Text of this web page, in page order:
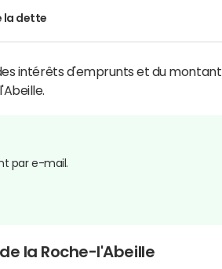
la dette
intérêts d'emprunts et du montant
par e-mail.
la Roche-l'Abeille